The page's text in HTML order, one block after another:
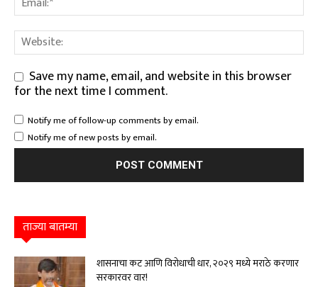
Save my name, email, and website in this browser
for the next time I comment.
Notify me of follow-up comments by email.
Notify me of new posts by email.
ताज्या बातम्या
शासनाचा कट आणि विरोधाची धार, २०२९ मध्ये मराठे करणार
सरकारवर वार!